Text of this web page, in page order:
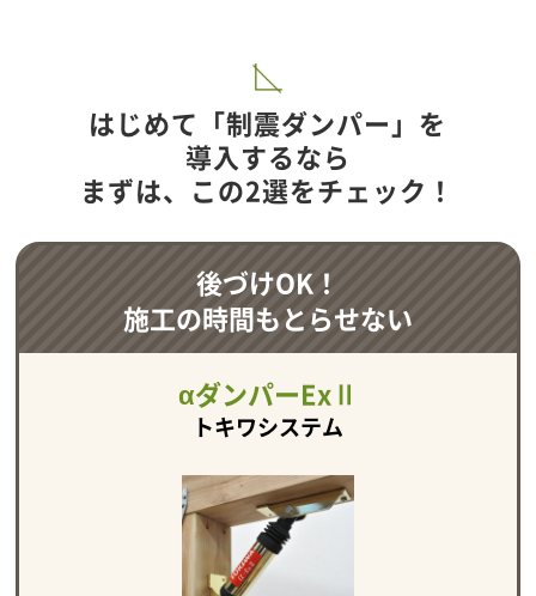
はじめて「制震ダンパー」を
導入するなら
まずは、この2選をチェック！
後づけOK！
施工の時間もとらせない
αダンパーExⅡ
トキワシステム